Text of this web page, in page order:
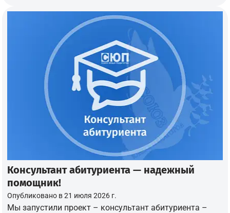
Консультант абитуриента — надежный
помощник!
Опубликовано в21 июля 2026 г.
Мы запустили проект – консультант абитуриента –